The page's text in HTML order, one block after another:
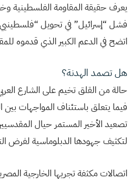
يعرف حقيقة المقاومة الفلسطينية
فشل “إسرائيل” في تحويل
اتضح في الدعم الكبير الذي قدموه
هل تصمد الهدنة؟
حالة من القلق تخيم على الشارع
فيما يتعلق باستئناف المواجهات
تصعيد الأخير المستمر حيال
لتكثيف جهودها الدبلوماسية لفرض
اتصالات مكثفة تجريها الخارجية